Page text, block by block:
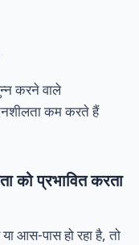
करने वाले
कम करते हैं
को प्रभावित करता
आस-पास हो रहा है, तो